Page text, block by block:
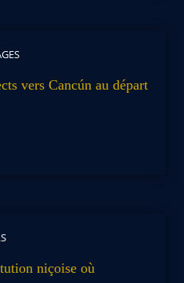
vers Cancún au départ
niçoise où